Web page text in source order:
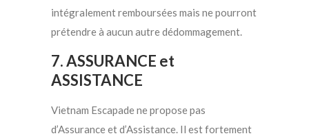
intégralement remboursées mais ne pourront
prétendre à aucun autre dédommagement.
7. ASSURANCE et
ASSISTANCE
Vietnam Escapade ne propose pas
d’Assurance et d’Assistance. Il est fortement